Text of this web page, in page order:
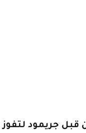
جريمود لتفوز